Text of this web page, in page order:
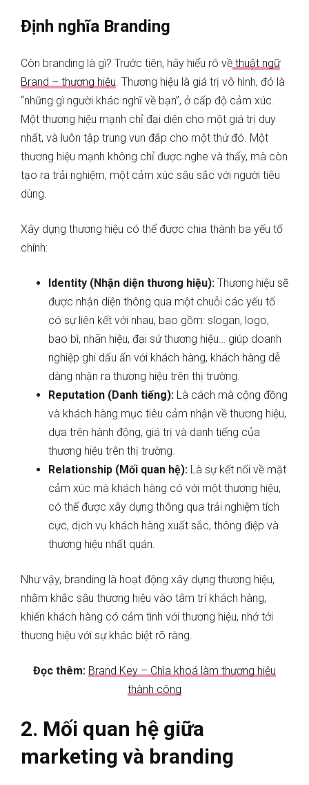
Định nghĩa Branding
Còn branding là gì? Trước tiên, hãy hiểu rõ về thuật ngữ
Brand – thương hiệu. Thương hiệu là giá trị vô hình, đó là
“những gì người khác nghĩ về bạn”, ở cấp độ cảm xúc.
Một thương hiệu mạnh chỉ đại diện cho một giá trị duy
nhất, và luôn tập trung vun đắp cho một thứ đó. Một
thương hiệu mạnh không chỉ được nghe và thấy, mà còn
tạo ra trải nghiệm, một cảm xúc sâu sắc với người tiêu
dùng.
Xây dựng thương hiệu có thể được chia thành ba yếu tố
chính:
Identity (Nhận diện thương hiệu): Thương hiệu sẽ
được nhận diện thông qua một chuỗi các yếu tố
có sự liên kết với nhau, bao gồm: slogan, logo,
bao bì, nhãn hiệu, đại sứ thương hiệu… giúp doanh
nghiệp ghi dấu ấn với khách hàng, khách hàng dễ
dàng nhận ra thương hiệu trên thị trường.
Reputation (Danh tiếng): Là cách mà cộng đồng
và khách hàng mục tiêu cảm nhận về thương hiệu,
dựa trên hành động, giá trị và danh tiếng của
thương hiệu trên thị trường.
Relationship (Mối quan hệ): Là sự kết nối về mặt
cảm xúc mà khách hàng có với một thương hiệu,
có thể được xây dựng thông qua trải nghiệm tích
cực, dịch vụ khách hàng xuất sắc, thông điệp và
thương hiệu nhất quán.
Như vậy, branding là hoạt động xây dựng thương hiệu,
nhằm khắc sâu thương hiệu vào tâm trí khách hàng,
khiến khách hàng có cảm tình với thương hiệu, nhớ tới
thương hiệu với sự khác biệt rõ ràng.
Đọc thêm: Brand Key – Chìa khoá làm thương hiệu
thành công
2. Mối quan hệ giữa
marketing và branding